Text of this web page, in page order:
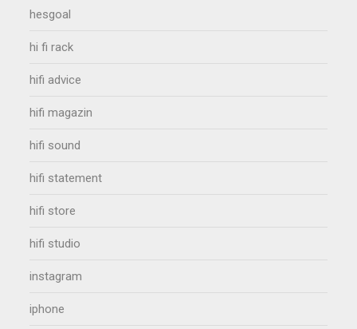
hesgoal
hi fi rack
hifi advice
hifi magazin
hifi sound
hifi statement
hifi store
hifi studio
instagram
iphone